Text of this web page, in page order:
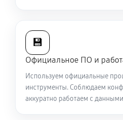
Полностью отсутствует
видоискателе и на видео
💾
Официальное ПО и
Используем официальные
инструменты. Соблюдаем
аккуратно работаем с